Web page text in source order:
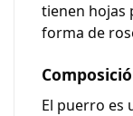
tienen hojas
forma de
El puerro es